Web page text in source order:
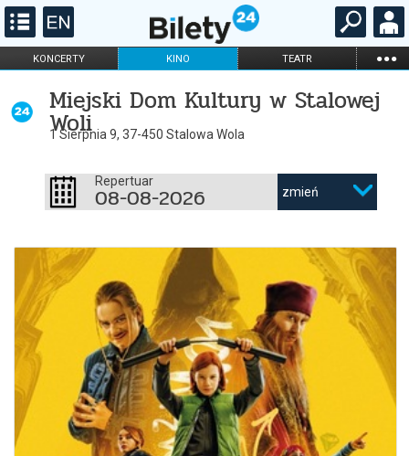
KONCERTY KINO TEATR ...
STAND-UP
DLA DZIECI
Miejski Dom Kultury w Stalowej
Woli
1 Sierpnia 9, 37-450 Stalowa Wola
Repertuar
08-08-2026 zmień
AKADEMIA ZŁOCZYŃCÓW